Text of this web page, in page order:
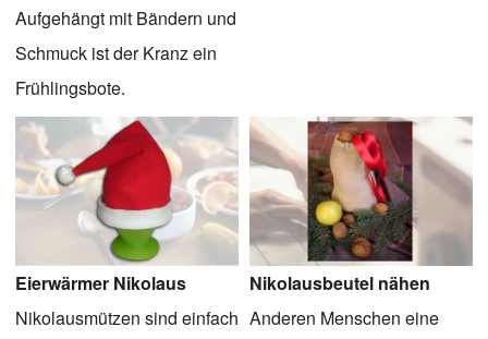
Aufgehängt mit Bändern und
Schmuck ist der Kranz ein
Frühlingsbote.
Eierwärmer Nikolaus
Nikolausmützen sind einfach
Nikolausbeutel nähen
Anderen Menschen eine